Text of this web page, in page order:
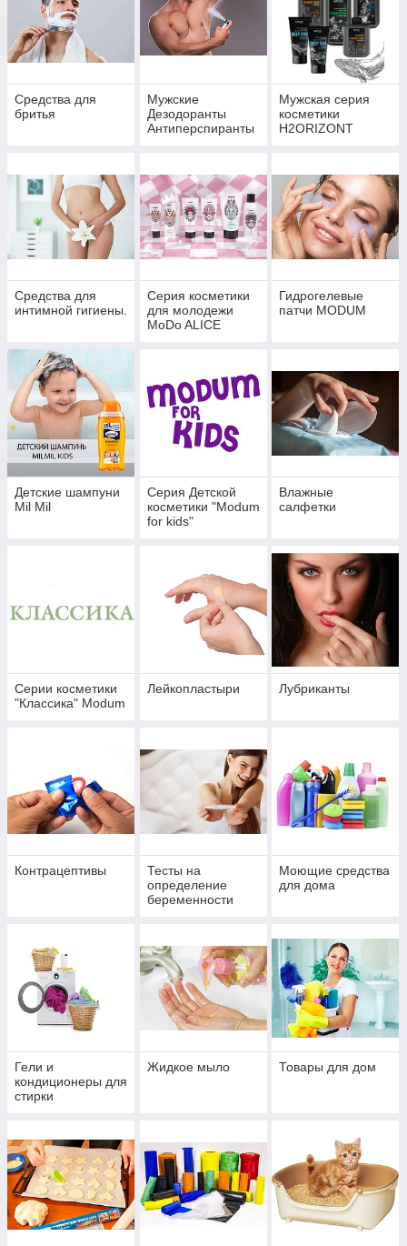
Средства для
бритья
Мужские
Дезодоранты
Антиперспиранты
Мужская серия
косметики
H2ORIZONT
Средства для
интимной гигиены.
Серия косметики
для молодежи
MoDo ALICE
Гидрогелевые
патчи MODUM
Детские шампуни
Mil Mil
Серия Детской
косметики "Modum
for kids"
Влажные
салфетки
Серии косметики
"Классика" Modum
Лейкопластыри Лубриканты
Контрацептивы
Тесты на
определение
беременности
Моющие средства
для дома
Гели и
кондиционеры для
стирки
Жидкое мыло Товары для дом